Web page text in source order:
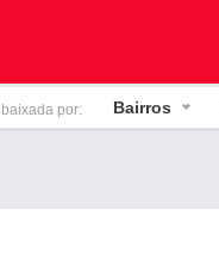
por: Bairros